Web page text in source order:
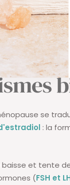
se
: la
et tente
(FSH et